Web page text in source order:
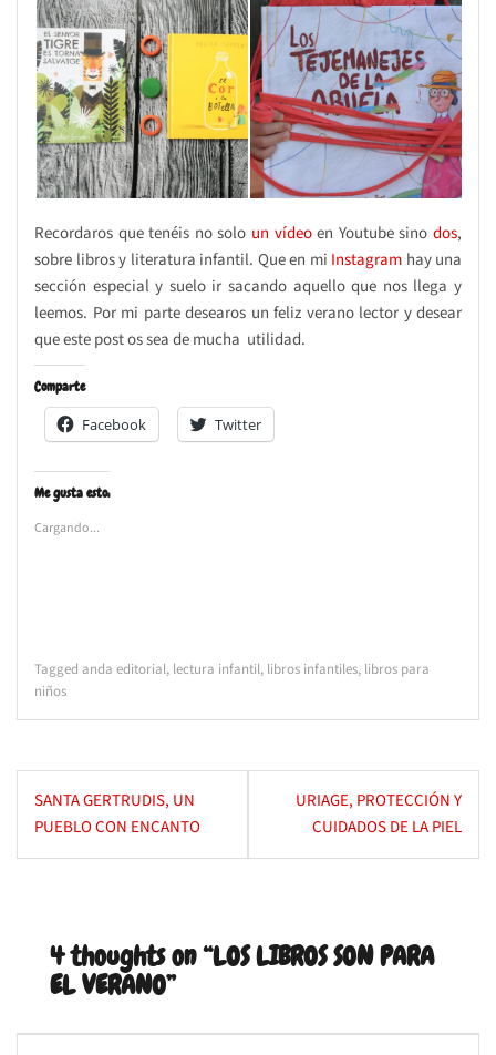
Recordaros que tenéis no solo un vídeoen Youtube sino dos,
sobre libros y literatura infantil. Que en mi Instagram hay una
sección especial y suelo ir sacando aquello que nos llega y
leemos. Por mi parte desearos un feliz verano lector y desear
que este post os sea de mucha utilidad.
Comparte
Facebook Twitter
Me gusta esto:
Cargando...
Tagged anda editorial, lectura infantil, libros infantiles, libros para
niños
Navegación
de
entradas
SANTA GERTRUDIS, UN
PUEBLO CON ENCANTO
URIAGE, PROTECCIÓN Y
CUIDADOS DE LA PIEL
4 thoughts on “LOS LIBROS SON PARA
EL VERANO”